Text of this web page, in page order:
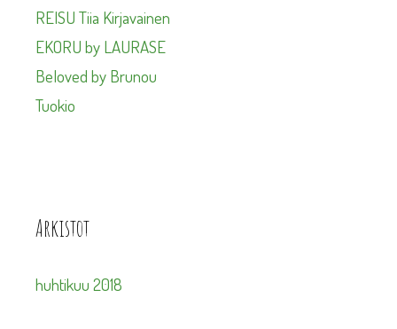
REISU Tiia Kirjavainen
EKORU by LAURASE
Beloved by Brunou
Tuokio
Arkistot
huhtikuu 2018